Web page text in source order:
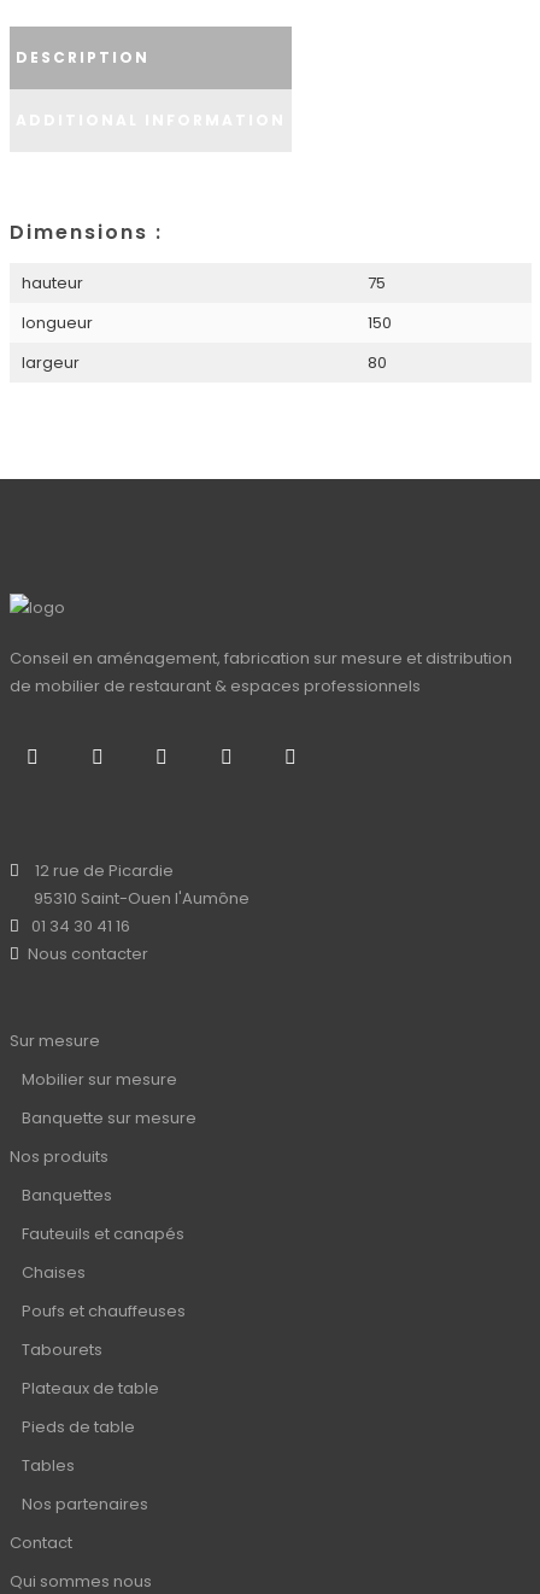
DESCRIPTION
Dimensions :
hauteur
75
longueur
150
largeur
80
Conseil en aménagement, fabrication sur mesure et distribution
de mobilier de restaurant & espaces professionnels
12 rue de Picardie
95310 Saint-Ouen l'Aumône
01 34 30 41 16
Nous contacter
Sur mesure
Mobilier sur mesure
Banquette sur mesure
Nos produits
Banquettes
Fauteuils et canapés
Chaises
Poufs et chauffeuses
Tabourets
Plateaux de table
Pieds de table
Tables
Nos partenaires
Contact
Qui sommes nous